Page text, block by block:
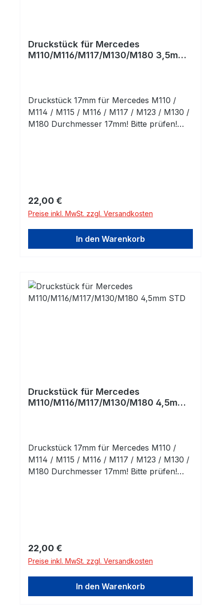
Druckstück für Mercedes
M110/M116/M117/M130/M180 3,5mm
Druckstück 17mm für Mercedes M110 /
M114 / M115 / M116 / M117 / M123 / M130 /
M180 Durchmesser 17mm! Bitte prüfen!
Regulärer Preis:
22,00 €
Preise inkl. MwSt. zzgl. Versandkosten
In den Warenkorb
Druckstück für Mercedes
M110/M116/M117/M130/M180 4,5mm
Druckstück 17mm für Mercedes M110 /
M114 / M115 / M116 / M117 / M123 / M130 /
M180 Durchmesser 17mm! Bitte prüfen!
Regulärer Preis:
22,00 €
Preise inkl. MwSt. zzgl. Versandkosten
In den Warenkorb